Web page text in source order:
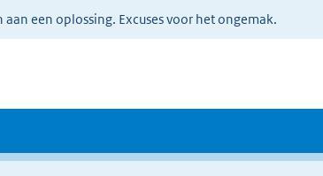
een oplossing. Excuses voor het ongemak.